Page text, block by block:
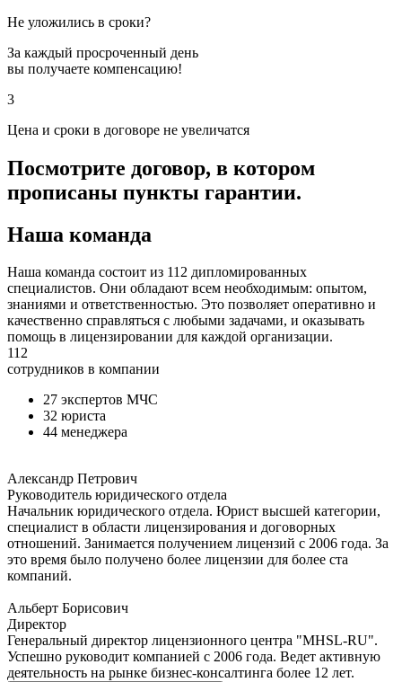
Не уложились в сроки?
За каждый просроченный день
вы получаете компенсацию!
3
Цена и сроки в договоре не увеличатся
Посмотрите договор, в котором
прописаны пункты гарантии.
Наша команда
Наша команда состоит из 112 дипломированных
специалистов. Они обладают всем необходимым: опытом,
знаниями и ответственностью. Это позволяет оперативно и
качественно справляться с любыми задачами, и оказывать
помощь в лицензировании для каждой организации.
112
сотрудников в компании
27 экспертов МЧС
32 юриста
44 менеджера
Александр Петрович
Руководитель юридического отдела
Начальник юридического отдела. Юрист высшей категории,
специалист в области лицензирования и договорных
отношений. Занимается получением лицензий с 2006 года. За
это время было получено более лицензии для более ста
компаний.
Альберт Борисович
Директор
Генеральный директор лицензионного центра "MHSL-RU".
Успешно руководит компанией с 2006 года. Ведет активную
деятельность на рынке бизнес-консалтинга более 12 лет.